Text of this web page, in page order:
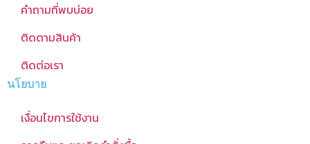
คำถามที่พบบ่อย
ติดตามสินค้า
ติดต่อเรา
นโยบาย
เงื่อนไขการใช้งาน